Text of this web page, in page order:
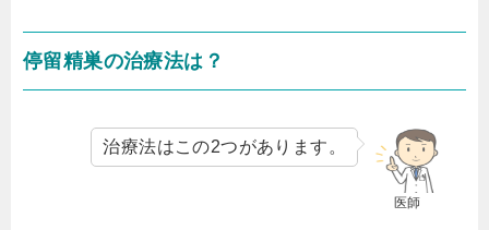
停留精巣の治療法は？
医師
治療法はこの2つがあります。